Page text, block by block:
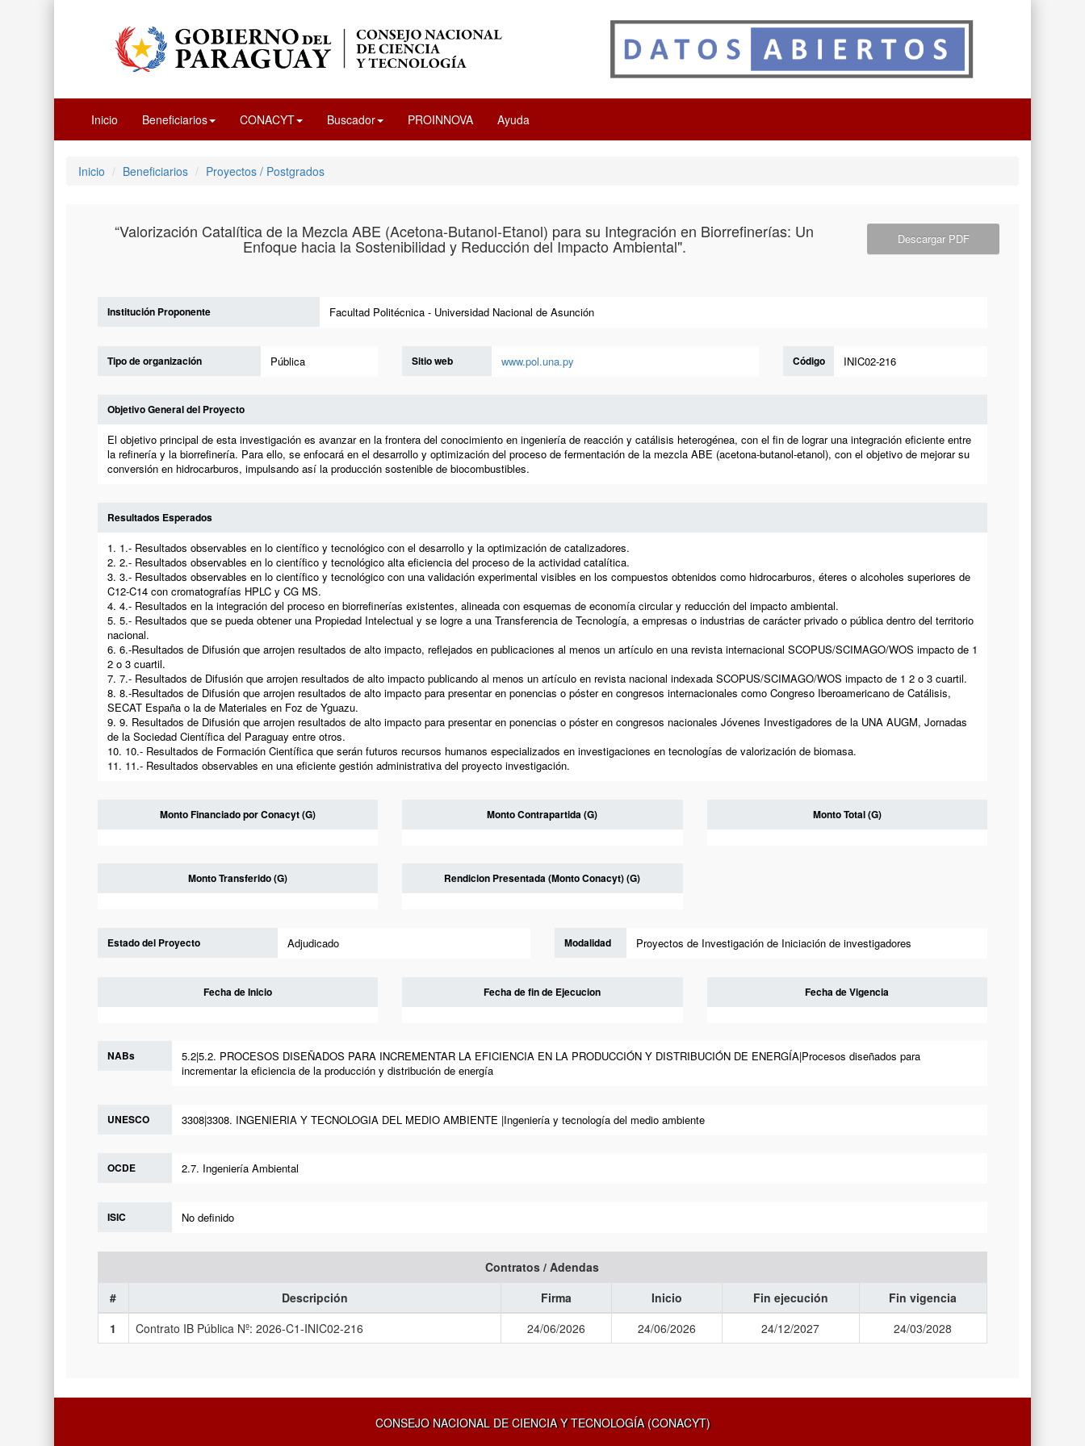
Inicio Beneficiarios CONACYT Buscador PROINNOVA Ayuda
Inicio Beneficiarios Proyectos / Postgrados
“Valorización Catalítica de la Mezcla ABE (Acetona-Butanol-Etanol) para su Integración en Biorrefinerías: Un
Enfoque hacia la Sostenibilidad y Reducción del Impacto Ambiental". Descargar PDF
Institución Proponente Facultad Politécnica - Universidad Nacional de Asunción
Tipo de organización Pública Sitio web www.pol.una.py Código INIC02-216
Objetivo General del Proyecto
El objetivo principal de esta investigación es avanzar en la frontera del conocimiento en ingeniería de reacción y catálisis heterogénea, con el fin de lograr una integración eficiente entre
la refinería y la biorrefinería. Para ello, se enfocará en el desarrollo y optimización del proceso de fermentación de la mezcla ABE (acetona-butanol-etanol), con el objetivo de mejorar su
conversión en hidrocarburos, impulsando así la producción sostenible de biocombustibles.
Resultados Esperados
1. 1.- Resultados observables en lo científico y tecnológico con el desarrollo y la optimización de catalizadores.
2. 2.- Resultados observables en lo científico y tecnológico alta eficiencia del proceso de la actividad catalítica.
3. 3.- Resultados observables en lo científico y tecnológico con una validación experimental visibles en los compuestos obtenidos como hidrocarburos, éteres o alcoholes superiores de
C12-C14 con cromatografías HPLC y CG MS.
4. 4.- Resultados en la integración del proceso en biorrefinerías existentes, alineada con esquemas de economía circular y reducción del impacto ambiental.
5. 5.- Resultados que se pueda obtener una Propiedad Intelectual y se logre a una Transferencia de Tecnología, a empresas o industrias de carácter privado o pública dentro del territorio
nacional.
6. 6.-Resultados de Difusión que arrojen resultados de alto impacto, reflejados en publicaciones al menos un artículo en una revista internacional SCOPUS/SCIMAGO/WOS impacto de 1
2 o 3 cuartil.
7. 7.- Resultados de Difusión que arrojen resultados de alto impacto publicando al menos un artículo en revista nacional indexada SCOPUS/SCIMAGO/WOS impacto de 1 2 o 3 cuartil.
8. 8.-Resultados de Difusión que arrojen resultados de alto impacto para presentar en ponencias o póster en congresos internacionales como Congreso Iberoamericano de Catálisis,
SECAT España o la de Materiales en Foz de Yguazu.
9. 9. Resultados de Difusión que arrojen resultados de alto impacto para presentar en ponencias o póster en congresos nacionales Jóvenes Investigadores de la UNA AUGM, Jornadas
de la Sociedad Científica del Paraguay entre otros.
10. 10.- Resultados de Formación Científica que serán futuros recursos humanos especializados en investigaciones en tecnologías de valorización de biomasa.
11. 11.- Resultados observables en una eficiente gestión administrativa del proyecto investigación.
Monto Financiado por Conacyt (G) Monto Contrapartida (G) Monto Total (G)
Monto Transferido (G) Rendicion Presentada (Monto Conacyt) (G)
Estado del Proyecto Adjudicado Modalidad Proyectos de Investigación de Iniciación de investigadores
Fecha de Inicio Fecha de fin de Ejecucion Fecha de Vigencia
NABs
5.2|5.2. PROCESOS DISEÑADOS PARA INCREMENTAR LA EFICIENCIA EN LA PRODUCCIÓN Y DISTRIBUCIÓN DE ENERGÍA|Procesos diseñados para
incrementar la eficiencia de la producción y distribución de energía
UNESCO 3308|3308. INGENIERIA Y TECNOLOGIA DEL MEDIO AMBIENTE |Ingeniería y tecnología del medio ambiente
OCDE 2.7. Ingeniería Ambiental
ISIC No definido
Contratos / Adendas
#
Descripción Firma Inicio Fin ejecución
Fin vigencia
1
Contrato IB Pública Nº: 2026-C1-INIC02-216 24/06/2026 24/06/2026 24/12/2027 24/03/2028
CONSEJO NACIONAL DE CIENCIA Y TECNOLOGÍA (CONACYT)